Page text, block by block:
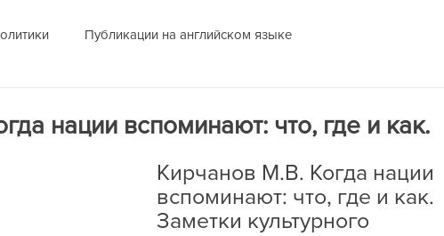
Публикации на английском языке
нации вспоминают: что, где и как.
Кирчанов М.В. Когда нации
вспоминают: что, где и как.
Заметки культурного